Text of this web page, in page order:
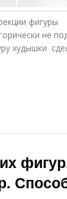
фигуры
не
худышки